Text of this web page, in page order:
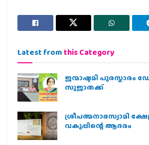
Latest from this Category
ജന്മാഷ്ടമി പുരസ്കാരം
സുജാതക്ക്
ശ്രീപത്മനാഭസ്വാമി
വകുപ്പിന്റെ ആദരം